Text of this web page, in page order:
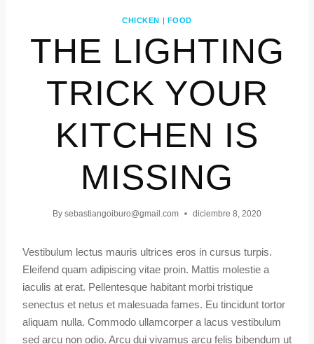
CHICKEN | FOOD
THE LIGHTING
TRICK YOUR
KITCHEN IS
MISSING
By sebastiangoiburo@gmail.com diciembre 8, 2020
Vestibulum lectus mauris ultrices eros in cursus turpis.
Eleifend quam adipiscing vitae proin. Mattis molestie a
iaculis at erat. Pellentesque habitant morbi tristique
senectus et netus et malesuada fames. Eu tincidunt tortor
aliquam nulla. Commodo ullamcorper a lacus vestibulum
sed arcu non odio. Arcu dui vivamus arcu felis bibendum ut